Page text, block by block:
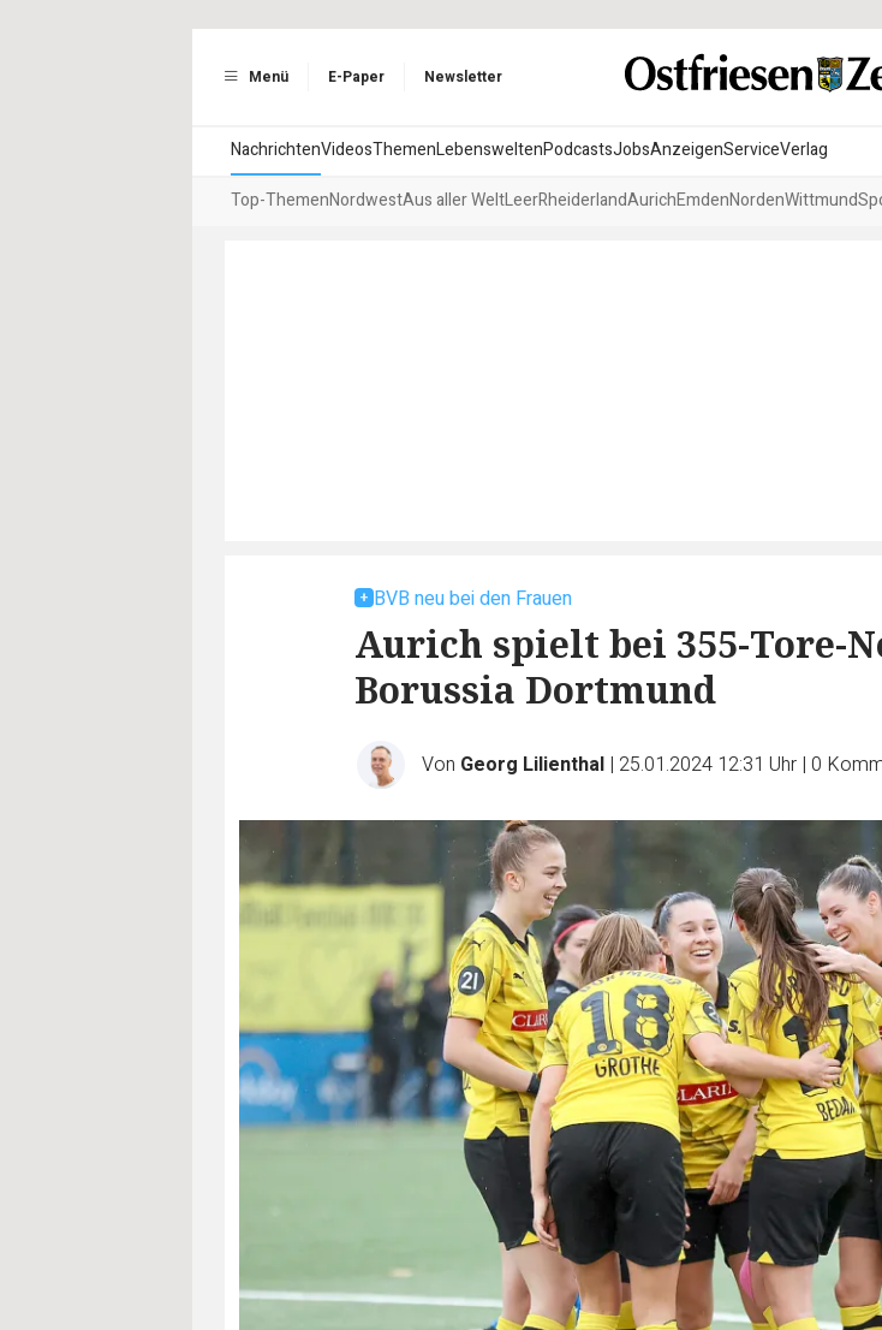
Menü E-Paper Newsletter
NachrichtenVideosThemenLebensweltenPodcastsJobsAnzeigenServiceVerlag
Top-ThemenNordwestAus aller WeltLeerRheiderlandAurichEmdenNordenWittmund
BVB neu bei den Frauen
Aurich spielt bei 355-Tore-
Borussia Dortmund
Von Georg Lilienthal | 25.01.2024 12:31 Uhr | 0